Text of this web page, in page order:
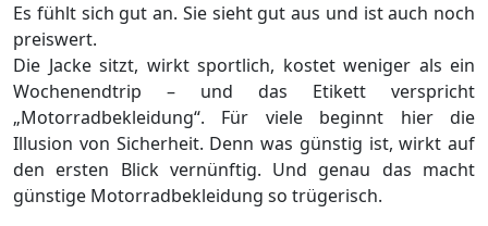
Es fühlt sich gut an. Sie sieht gut aus und ist auch noch
preiswert.
Die Jacke sitzt, wirkt sportlich, kostet weniger als ein
Wochenendtrip – und das Etikett verspricht
„Motorradbekleidung“. Für viele beginnt hier die
Illusion von Sicherheit. Denn was günstig ist, wirkt auf
den ersten Blick vernünftig. Und genau das macht
günstige Motorradbekleidung so trügerisch.